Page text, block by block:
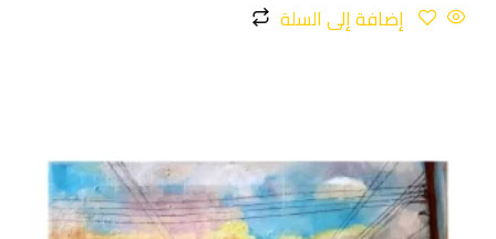
إضافة إلى السلة